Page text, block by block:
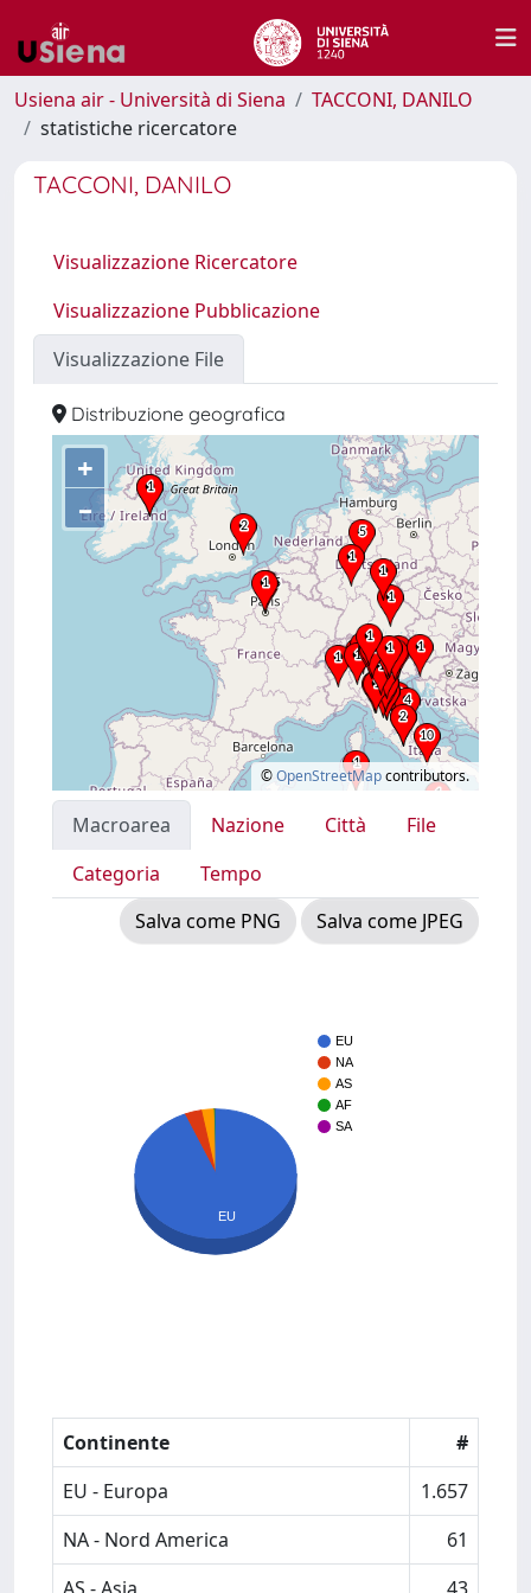
Usiena air - Università di Siena
TACCONI, DANILO
statistiche ricercatore
TACCONI, DANILO
Visualizzazione Ricercatore
Visualizzazione Pubblicazione
Visualizzazione File
Distribuzione geografica
+
–
©OpenStreetMapcontributors.
Macroarea Nazione Città
File
Categoria
Tempo
Salva come PNG
Salva come JPEG
EU
NA
AS
AF
SA
EU
Continente
#
EU - Europa
1.657
NA - Nord America
61